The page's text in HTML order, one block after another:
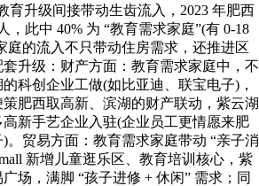
育升级间接带动生齿流入，2023 年肥西
，此中 40% 为 “教育需求家庭”(有 0-18
庭的流入不只带动住房需求，还推进区
升级：财产方面：教育需求家庭中，不
科创企业工做(如比亚迪、联宝电子)，
肥西取高新、滨湖的财产联动，紫云湖
新手艺企业入驻(企业员工更情愿来肥
。贸易方面：教育需求家庭带动 “亲子消
新增儿童逛乐区、教育培训核心，紫
场，满脚 “孩子进修 + 休闲” 需求；同